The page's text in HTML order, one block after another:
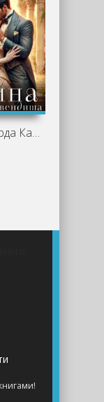
Тайна лорда Кавендиша - Татьяна Ма